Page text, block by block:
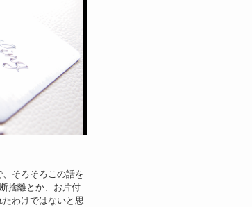
そろそろこの話を
捨離とか、お片付
わけではないと思